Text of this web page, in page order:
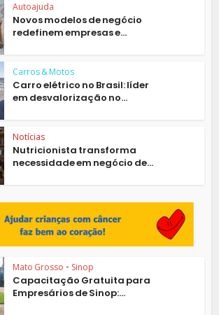
Autoajuda
Novos modelos de negócio
redefinem empresas e...
Carros & Motos
Carro elétrico no Brasil: líder
em desvalorização no...
Notícias
Nutricionista transforma
necessidade em negócio de...
Mato Grosso • Sinop
Capacitação Gratuita para
Empresários de Sinop:...